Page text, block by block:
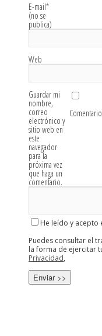
E-mail*
(no se
publica)
Web
Guardar mi
nombre,
correo
electrónico y
sitio web en
este
navegador
para la
próxima vez
que haga un
comentario.
Comentario
He leído y acepto
Puedes consultar el
la forma de ejercitar
Privacidad,